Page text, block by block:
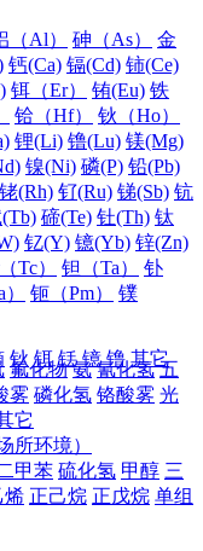
（Al） 砷（As）
金
钙(Ca) 镉(Cd) 铈(Ce)
铒（Er） 铕(Eu) 铁
铪（Hf）
钬（Ho）
锂(Li) 镥(Lu) 镁(Mg)
镍(Ni) 磷(P) 铅(Pb)
铑(Rh) 钌(Ru) 锑(Sb) 钪
碲(Te) 钍(Th) 钛
钇(Y) 镱(Yb) 锌(Zn)
Tc） 钽（Ta）
钋
钷（Pm）
镤
氟化物 氨 氰化氢 五
雾 磷化氢 铬酸雾 光
它
所环境）
甲苯 硫化氢 甲醇 三
烯 正己烷 正戊烷 单组
钬 铒 铥 镱 镥 其它